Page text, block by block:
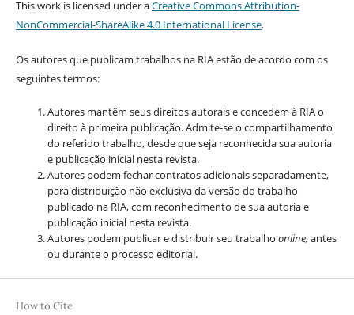
This work is licensed under aCreative Commons Attribution-
NonCommercial-ShareAlike 4.0 International License.
Os autores que publicam trabalhos na RIA estão de acordo com os
seguintes termos:
Autores mantêm seus direitos autorais e concedem à RIA o
direito à primeira publicação. Admite-se o compartilhamento
do referido trabalho, desde que seja reconhecida sua autoria
e publicação inicial nesta revista.
Autores podem fechar contratos adicionais separadamente,
para distribuição não exclusiva da versão do trabalho
publicado na RIA, com reconhecimento de sua autoria e
publicação inicial nesta revista.
Autores podem publicar e distribuir seu trabalho online, antes
ou durante o processo editorial.
How to Cite